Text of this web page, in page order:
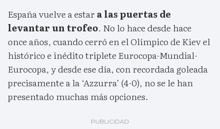
España vuelve a estara las puertas de
levantar un trofeo. No lo hace desde hace
once años, cuando cerró en el Olímpico de Kiev el
histórico e inédito triplete Eurocopa-Mundial-
Eurocopa, y desde ese día, con recordada goleada
precisamente a la ‘Azzurra’ (4-0), no se le han
presentado muchas más opciones.